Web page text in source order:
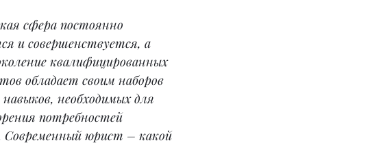
сфера постоянно
и совершенствуется, а
квалифицированных
обладает своим наборов
необходимых для
потребностей
Современный юрист – какой